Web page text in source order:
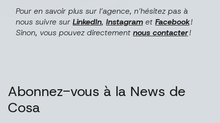
Pour en savoir plus sur l’agence, n’hésitez pas à
nous suivre sur LinkedIn, Instagram et Facebook!
Sinon, vous pouvez directement nous contacter!
Abonnez-vous à la News de
Cosa